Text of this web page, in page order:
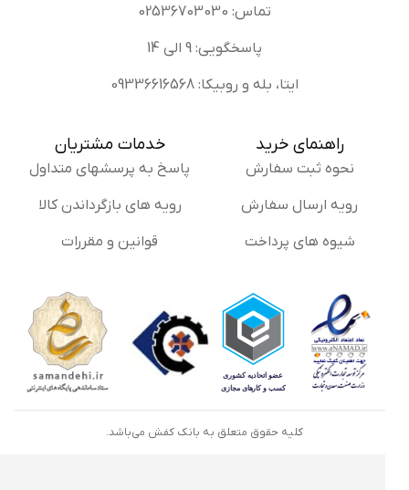
تماس: 02536703030
پاسخگویی: 9 الی 14
ایتا، بله و روبیکا: 09336616568
راهنمای خرید
نحوه ثبت سفارش
رویه ارسال سفارش
شیوه های پرداخت
خدمات مشتریان
پاسخ به پرسشهای متداول
رویه های بازگرداندن کالا
قوانین و مقررات
کلیه حقوق متعلق به بانک کفش می‌باشد.